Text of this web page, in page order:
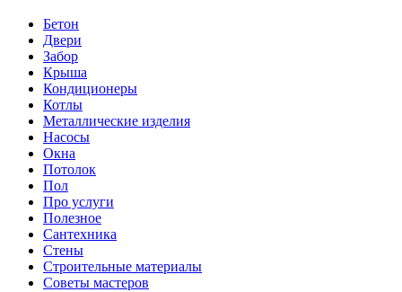
Бетон
Двери
Забор
Крыша
Кондиционеры
Котлы
Металлические изделия
Насосы
Окна
Потолок
Пол
Про услуги
Полезное
Сантехника
Стены
Строительные материалы
Советы мастеров